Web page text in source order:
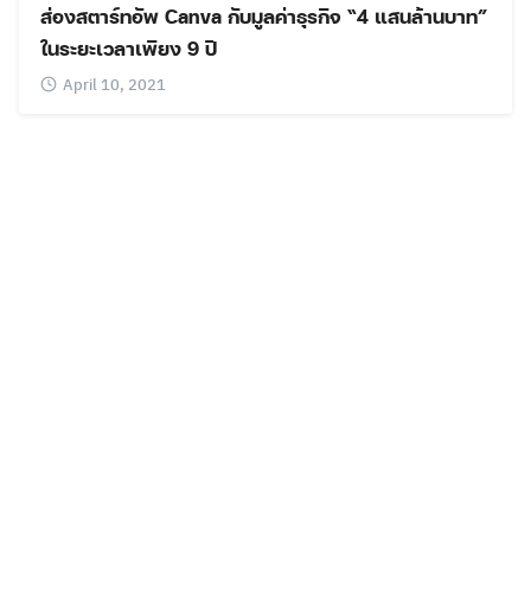
ส่องสตาร์ทอัพ Canva กับมูลค่าธุรกิจ “4 แสนล้านบาท”
ในระยะเวลาเพียง 9 ปี
April 10, 2021